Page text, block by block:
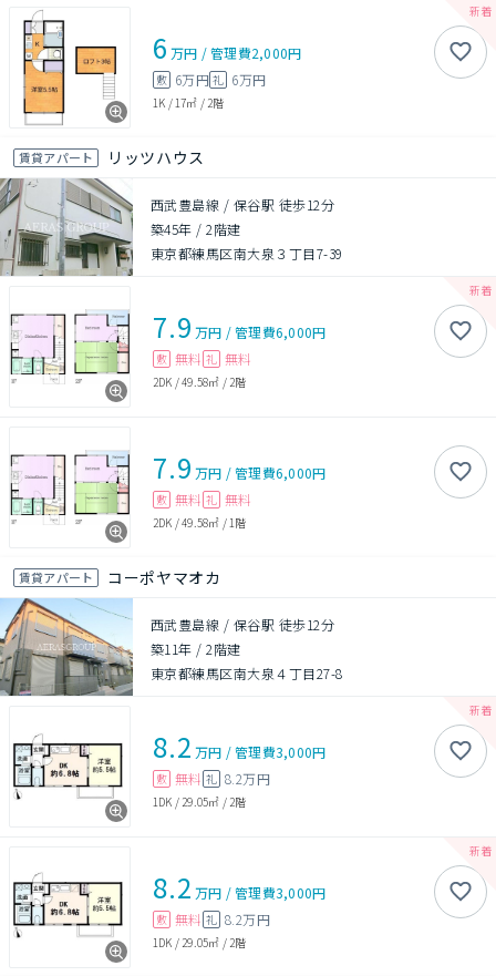
6 万円 /管理費2,000円
敷 6万円礼 6万円
1K / 17㎡ / 2階
賃貸アパート リッツハウス
西武豊島線 / 保谷駅 徒歩12分
築45年 /2階建
東京都練馬区南大泉３丁目7-39
7.9 万円 /管理費6,000円
敷 無料 礼 無料
2DK /49.58㎡ / 2階
7.9 万円 /管理費6,000円
敷 無料 礼 無料
2DK /49.58㎡ / 1階
賃貸アパート コーポヤマオカ
西武豊島線 / 保谷駅 徒歩12分
築11年 /2階建
東京都練馬区南大泉４丁目27-8
8.2 万円 /管理費3,000円
敷 無料 礼 8.2万円
1DK / 29.05㎡ / 2階
8.2 万円 /管理費3,000円
敷 無料 礼 8.2万円
1DK / 29.05㎡ / 2階